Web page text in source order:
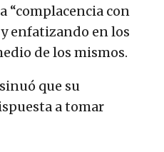
“complacencia con
enfatizando en los
de los mismos.
que su
a tomar